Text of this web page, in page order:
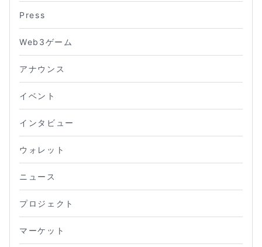
Press
Web3ゲーム
アナウンス
イベント
インタビュー
ウォレット
ニュース
プロジェクト
マーケット